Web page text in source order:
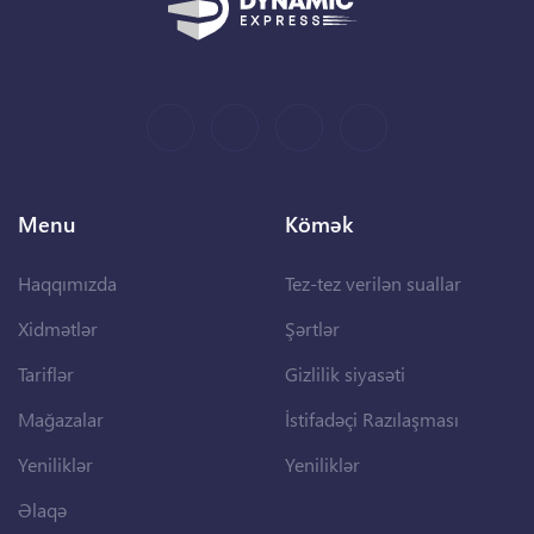
Menu
Haqqımızda
Xidmətlər
Tariflər
Mağazalar
Yeniliklər
Əlaqə
Kömək
Tez-tez verilən suallar
Şərtlər
Gizlilik siyasəti
İstifadəçi Razılaşması
Yeniliklər